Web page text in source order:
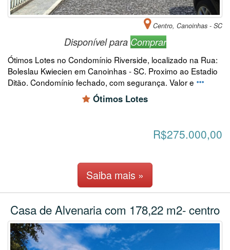
Centro, Canoinhas - SC
Disponível para Comprar
Ótimos Lotes no Condomínio Riverside, localizado na Rua:
Boleslau Kwiecien em Canoinhas - SC. Proximo ao Estadio
Ditão. Condomínio fechado, com segurança. Valor e
Ótimos Lotes
R$275.000,00
Saiba mais »
Casa de Alvenaria com 178,22 m2- centro